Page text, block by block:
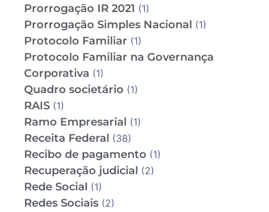
Prorrogação IR 2021 (1)
Prorrogação Simples Nacional (1)
Protocolo Familiar (1)
Protocolo Familiar na Governança
Corporativa (1)
Quadro societário (1)
RAIS (1)
Ramo Empresarial (1)
Receita Federal (38)
Recibo de pagamento (1)
Recuperação judicial (2)
Rede Social (1)
Redes Sociais (2)